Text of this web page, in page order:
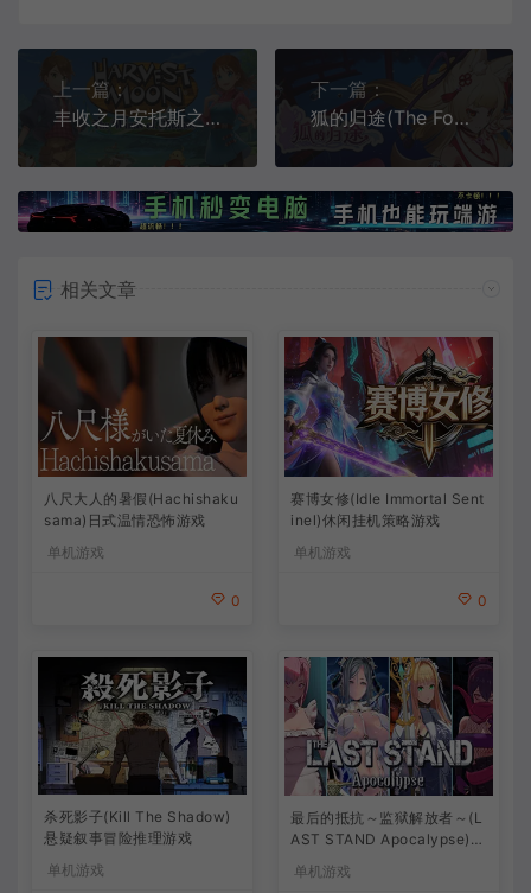
上一篇：
丰收之月安托斯之风(Harvest Moon: The Winds of Anthos)简中|PC|SIM|农场模拟经营游戏
下一篇：
狐的归途(The Foxs Way Home)简中|PC|AVG|怪异找不同解谜游戏
相关文章
八尺大人的暑假(Hachishaku
sama)日式温情恐怖游戏
单机游戏
0
赛博女修(Idle Immortal Sent
inel)休闲挂机策略游戏
单机游戏
0
杀死影子(Kill The Shadow)
悬疑叙事冒险推理游戏
单机游戏
最后的抵抗～监狱解放者～(L
AST STAND Apocalypse)卡
单机游戏